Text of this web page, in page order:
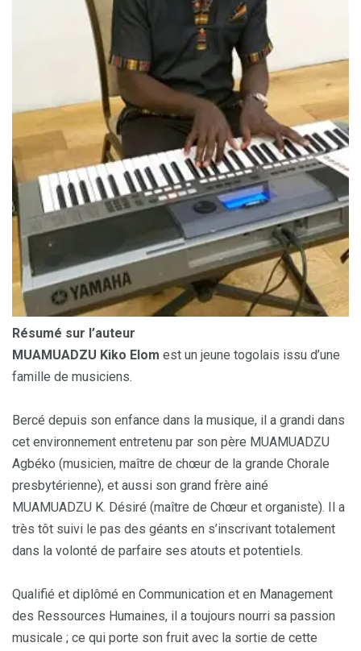
Résumé sur l’auteur
MUAMUADZU Kiko Elom est un jeune togolais issu d’une
famille de musiciens.
Bercé depuis son enfance dans la musique, il a grandi dans
cet environnement entretenu par son père MUAMUADZU
Agbéko (musicien, maître de chœur de la grande Chorale
presbytérienne), et aussi son grand frère ainé
MUAMUADZU K. Désiré (maître de Chœur et organiste). Il a
très tôt suivi le pas des géants en s’inscrivant totalement
dans la volonté de parfaire ses atouts et potentiels.
Qualifié et diplômé en Communication et en Management
des Ressources Humaines, il a toujours nourri sa passion
musicale ; ce qui porte son fruit avec la sortie de cette